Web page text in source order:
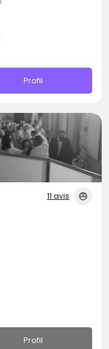
Profil
11 avis
Profil